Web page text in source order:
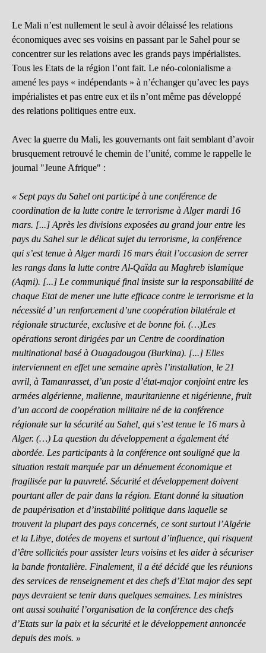
Le Mali n’est nullement le seul à avoir délaissé les relations
économiques avec ses voisins en passant par le Sahel pour se
concentrer sur les relations avec les grands pays impérialistes.
Tous les Etats de la région l’ont fait. Le néo-colonialisme a
amené les pays « indépendants » à n’échanger qu’avec les pays
impérialistes et pas entre eux et ils n’ont même pas développé
des relations politiques entre eux.
Avec la guerre du Mali, les gouvernants ont fait semblant d’avoir
brusquement retrouvé le chemin de l’unité, comme le rappelle le
journal "Jeune Afrique" :
« Sept pays du Sahel ont participé à une conférence de
coordination de la lutte contre le terrorisme à Alger mardi 16
mars. [...] Après les divisions exposées au grand jour entre les
pays du Sahel sur le délicat sujet du terrorisme, la conférence
qui s’est tenue à Alger mardi 16 mars était l’occasion de serrer
les rangs dans la lutte contre Al-Qaïda au Maghreb islamique
(Aqmi). [...] Le communiqué final insiste sur la responsabilité de
chaque Etat de mener une lutte efficace contre le terrorisme et la
nécessité d’ un renforcement d’une coopération bilatérale et
régionale structurée, exclusive et de bonne foi. (…)Les
opérations seront dirigées par un Centre de coordination
multinational basé à Ouagadougou (Burkina). [...] Elles
interviennent en effet une semaine après l’installation, le 21
avril, à Tamanrasset, d’un poste d’état-major conjoint entre les
armées algérienne, malienne, mauritanienne et nigérienne, fruit
d’un accord de coopération militaire né de la conférence
régionale sur la sécurité au Sahel, qui s’est tenue le 16 mars à
Alger. (…) La question du développement a également été
abordée. Les participants à la conférence ont souligné que la
situation restait marquée par un dénuement économique et
fragilisée par la pauvreté. Sécurité et développement doivent
pourtant aller de pair dans la région. Etant donné la situation
de paupérisation et d’instabilité politique dans laquelle se
trouvent la plupart des pays concernés, ce sont surtout l’Algérie
et la Libye, dotées de moyens et surtout d’influence, qui risquent
d’être sollicités pour assister leurs voisins et les aider à sécuriser
la bande frontalière. Finalement, il a été décidé que les réunions
des services de renseignement et des chefs d’Etat major des sept
pays devraient se tenir dans quelques semaines. Les ministres
ont aussi souhaité l’organisation de la conférence des chefs
d’Etats sur la paix et la sécurité et le développement annoncée
depuis des mois. »